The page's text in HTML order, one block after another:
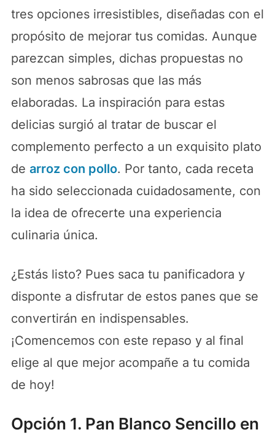
tres opciones irresistibles, diseñadas con el
propósito de mejorar tus comidas. Aunque
parezcan simples, dichas propuestas no
son menos sabrosas que las más
elaboradas. La inspiración para estas
delicias surgió al tratar de buscar el
complemento perfecto a un exquisito plato
de arroz con pollo. Por tanto, cada receta
ha sido seleccionada cuidadosamente, con
la idea de ofrecerte una experiencia
culinaria única.
¿Estás listo? Pues saca tu panificadora y
disponte a disfrutar de estos panes que se
convertirán en indispensables.
¡Comencemos con este repaso y al final
elige al que mejor acompañe a tu comida
de hoy!
Opción 1. Pan Blanco Sencillo en